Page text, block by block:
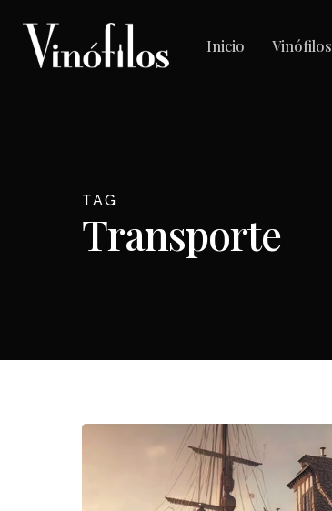
Inicio Vinófilos
TAG
Transporte